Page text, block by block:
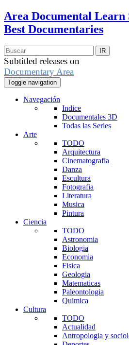
Area Documental Learn
Best Documentaries
Subtitled releases on
Documentary Area
Toggle navigation
Navegación
Indice
Documentales 3D
Todas las Series
Arte
TODO
Arquitectura
Cinematografia
Danza
Escultura
Fotografia
Literatura
Musica
Pintura
Ciencia
TODO
Astronomia
Biologia
Economia
Fisica
Geologia
Matematicas
Paleontologia
Quimica
Cultura
TODO
Actualidad
Antropologia y